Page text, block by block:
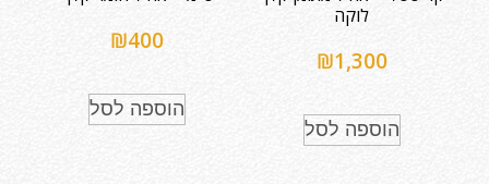
לוקה
₪1,300
הוספה לסל
₪400
הוספה לסל